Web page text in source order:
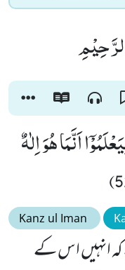
اَنَّمَا هُوَ اِلٰهٌ
Kanz ul Iman
کہ انہیں اس کے